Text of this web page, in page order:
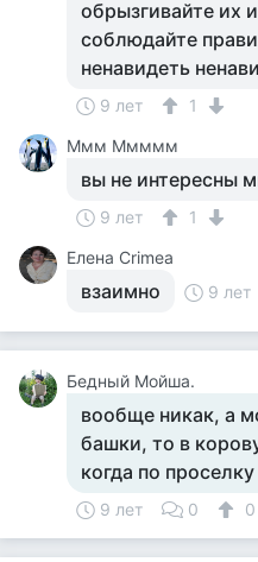
обрызгивайте их
соблюдайте
ненавидеть
9 лет
1
Ммм Ммммм
вы не интересны
9 лет
1
Елена Crimea
взаимно 9 лет
Бедный Мойша.
вообще никак, а
башки, то в
когда по
9 лет 0 0